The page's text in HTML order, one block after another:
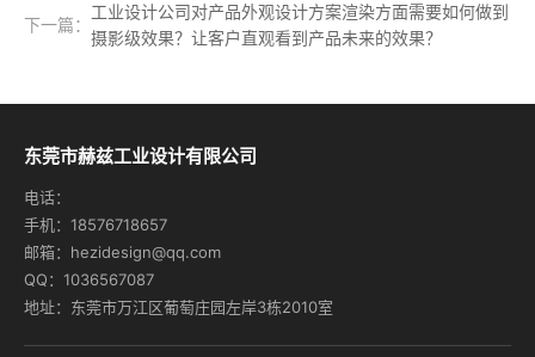
下一篇：
工业设计公司对产品外观设计方案渲染方面需要如何做到
摄影级效果？让客户直观看到产品未来的效果？
东莞市赫兹工业设计有限公司
电话：
手机：18576718657
邮箱：hezidesign@qq.com
QQ：1036567087
地址：东莞市万江区葡萄庄园左岸3栋2010室